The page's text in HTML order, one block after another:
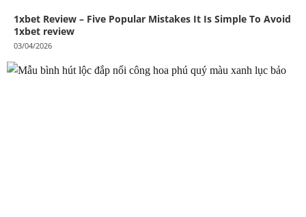
1xbet Review – Five Popular Mistakes It Is Simple To Avoid
1xbet review
03/04/2026